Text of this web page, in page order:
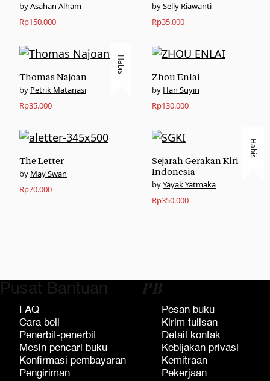
Asahan Alham
Rp150.000
Selly Riawanti
Rp35.000
Habis
Thomas Najoan
Petrik Matanasi
Rp35.000
Zhou Enlai
Han Suyin
Rp130.000
The Letter
May Swan
Rp70.000
Habis
Sejarah Gerakan Kiri
Indonesia
Yayak Yatmaka
Rp350.000
Pusat Bantuan
FAQ
Cara beli
Penerbit-penerbit
Mesin pencari buku
Konfirmasi pembayaran
Pengiriman
𝑷𝑩
Pesan buku
Kirim tulisan
Detail kontak
Kebijakan privasi
Kemitraan
Pekerjaan